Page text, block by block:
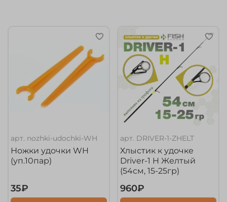
арт. nozhki-udochki-WH
Ножки удочки WH
(уп.10пар)
35₽
арт. DRIVER-1-ZHELT
Хлыстик к удочке
Driver-1 H Желтый
(54см, 15-25гр)
960₽